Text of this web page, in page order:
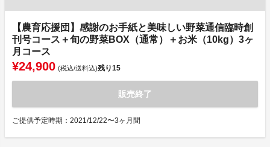
【農育応援団】感謝のお手紙と美味しい野菜通信臨時創
刊号コース＋旬の野菜BOX（通常）＋お米（10kg）3ヶ
月コース
¥24,900 (税込/送料込)残り15
販売終了
ご提供予定時期：2021/12/22〜3ヶ月間